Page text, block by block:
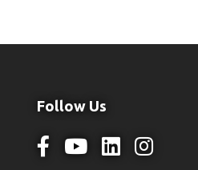
Follow Us